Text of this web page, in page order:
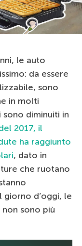
le auto
da essere
sono
in molti
diminuiti in
2017, il
ha raggiunto
, dato in
che ruotano
d’oggi, le
sono più